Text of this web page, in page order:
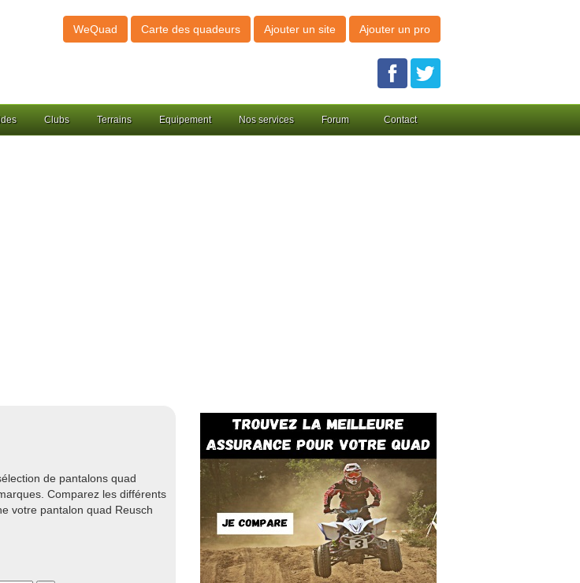
WeQuad Carte des quadeurs Ajouter un site Ajouter un pro
Clubs Terrains Equipement Nos services Forum Contact
de pantalons quad
Comparez les différents
votre pantalon quad Reusch